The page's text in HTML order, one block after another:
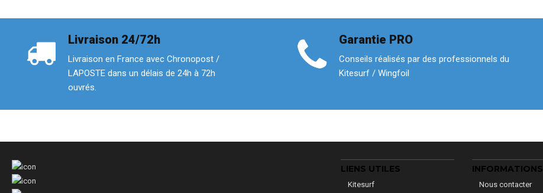
Livraison 24/72h
Livraison en France avec Chronopost /
LAPOSTE dans un délais de 24h à 72h
ouvrés.
Garantie PRO
Conseils réalisés par des professionnels du
Kitesurf / Wingfoil
LIENS UTILES
Kitesurf
INFORMATIONS
Nous contacter